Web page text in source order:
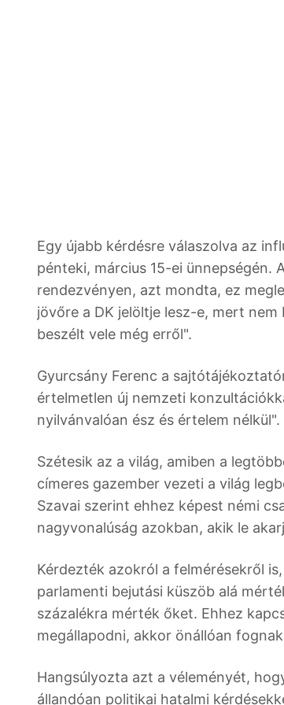
Egy újabb kérdésre válaszolva az
pénteki, március 15-ei ünnepségén.
rendezvényen, azt mondta, ez
jövőre a DK jelöltje lesz-e, mert
beszélt vele még erről".
Gyurcsány Ferenc a
értelmetlen új nemzeti
nyilvánvalóan ész és értelem nélkül".
Szétesik az a világ, amiben a
címeres gazember vezeti a világ
Szavai szerint ehhez képest némi
nagyvonalúság azokban, akik le
Kérdezték azokról a felmérésekről
parlamenti bejutási küszöb alá
százalékra mérték őket. Ehhez
megállapodni, akkor önállóan
Hangsúlyozta azt a véleményét,
állandóan politikai hatalmi